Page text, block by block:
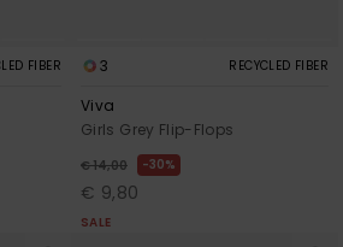
FIBER 3 RECYCLED FIBER
Viva
Girls Grey Flip-Flops
€ 14,00 30%
€ 9,80
SALE